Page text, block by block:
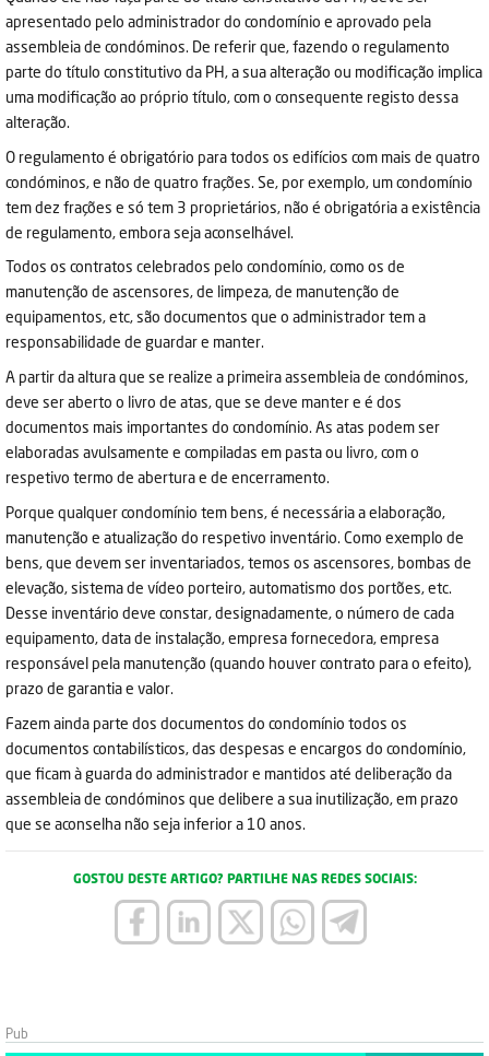
apresentado pelo administrador do condomínio e aprovado pela
assembleia de condóminos. De referir que, fazendo o regulamento
parte do título constitutivo da PH, a sua alteração ou modificação implica
uma modificação ao próprio título, com o consequente registo dessa
alteração.
O regulamento é obrigatório para todos os edifícios com mais de quatro
condóminos, e não de quatro frações. Se, por exemplo, um condomínio
tem dez frações e só tem 3 proprietários, não é obrigatória a existência
de regulamento, embora seja aconselhável.
Todos os contratos celebrados pelo condomínio, como os de
manutenção de ascensores, de limpeza, de manutenção de
equipamentos, etc, são documentos que o administrador tem a
responsabilidade de guardar e manter.
A partir da altura que se realize a primeira assembleia de condóminos,
deve ser aberto o livro de atas, que se deve manter e é dos
documentos mais importantes do condomínio. As atas podem ser
elaboradas avulsamente e compiladas em pasta ou livro, com o
respetivo termo de abertura e de encerramento.
Porque qualquer condomínio tem bens, é necessária a elaboração,
manutenção e atualização do respetivo inventário. Como exemplo de
bens, que devem ser inventariados, temos os ascensores, bombas de
elevação, sistema de vídeo porteiro, automatismo dos portões, etc.
Desse inventário deve constar, designadamente, o número de cada
equipamento, data de instalação, empresa fornecedora, empresa
responsável pela manutenção (quando houver contrato para o efeito),
prazo de garantia e valor.
Fazem ainda parte dos documentos do condomínio todos os
documentos contabilísticos, das despesas e encargos do condomínio,
que ficam à guarda do administrador e mantidos até deliberação da
assembleia de condóminos que delibere a sua inutilização, em prazo
que se aconselha não seja inferior a 10 anos.
GOSTOU DESTE ARTIGO? PARTILHE NAS REDES SOCIAIS: